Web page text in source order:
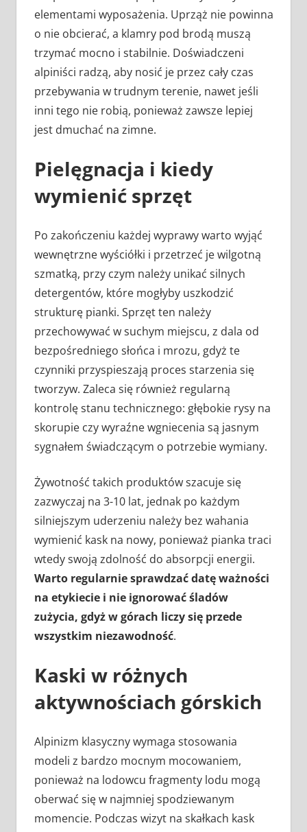
elementami wyposażenia. Uprząż nie powinna
o nie obcierać, a klamry pod brodą muszą
trzymać mocno i stabilnie. Doświadczeni
alpiniści radzą, aby nosić je przez cały czas
przebywania w trudnym terenie, nawet jeśli
inni tego nie robią, ponieważ zawsze lepiej
jest dmuchać na zimne.
Pielęgnacja i kiedy
wymienić sprzęt
Po zakończeniu każdej wyprawy warto wyjąć
wewnętrzne wyściółki i przetrzeć je wilgotną
szmatką, przy czym należy unikać silnych
detergentów, które mogłyby uszkodzić
strukturę pianki. Sprzęt ten należy
przechowywać w suchym miejscu, z dala od
bezpośredniego słońca i mrozu, gdyż te
czynniki przyspieszają proces starzenia się
tworzyw. Zaleca się również regularną
kontrolę stanu technicznego: głębokie rysy na
skorupie czy wyraźne wgniecenia są jasnym
sygnałem świadczącym o potrzebie wymiany.
Żywotność takich produktów szacuje się
zazwyczaj na 3-10 lat, jednak po każdym
silniejszym uderzeniu należy bez wahania
wymienić kask na nowy, ponieważ pianka traci
wtedy swoją zdolność do absorpcji energii.
Warto regularnie sprawdzać datę ważności
na etykiecie i nie ignorować śladów
zużycia, gdyż w górach liczy się przede
wszystkim niezawodność.
Kaski w różnych
aktywnościach górskich
Alpinizm klasyczny wymaga stosowania
modeli z bardzo mocnym mocowaniem,
ponieważ na lodowcu fragmenty lodu mogą
oberwać się w najmniej spodziewanym
momencie. Podczas wizyt na skałkach kask